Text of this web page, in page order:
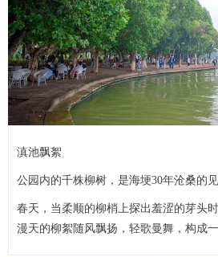
滇池飘絮
公园内的千株柳树，是海埂30年沧桑的见
春天，当柔顺的柳梢上探出羞涩的芽头
漫天的柳絮随风飘扬，轻歌曼舞，构成